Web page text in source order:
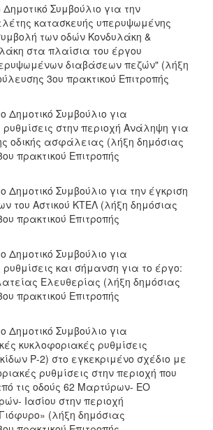
Συμβούλιο για την
κατασκευής υπερυψωμένης
των οδών Κονδυλάκη &
στα πλαίσια του έργου
διαβάσεων πεζών" (λήξη
3ου πρακτικού Επιτροπής
Δημοτικό Συμβούλιο για
στην περιοχή Ανάληψη για
οδικής ασφάλειας (λήξη δημόσιας
πρακτικού Επιτροπής
Δημοτικό Συμβούλιο για την έγκριση
του Αστικού ΚΤΕΛ (λήξη δημόσιας
πρακτικού Επιτροπής
Δημοτικό Συμβούλιο για
και σήμανση για το έργο:
Ελευθερίας (λήξη δημόσιας
πρακτικού Επιτροπής
Δημοτικό Συμβούλιο για
κυκλοφοριακές ρυθμίσεις
Ρ-2) στο εγκεκριμένο σχέδιο με
ρυθμίσεις στην περιοχή που
τις οδούς 62 Μαρτύρων- ΕΟ
Ιασίου στην περιοχή
(λήξη δημόσιας